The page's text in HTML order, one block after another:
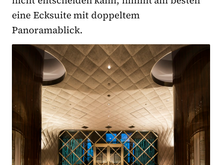
eine Ecksuite mit doppeltem
Panoramablick.